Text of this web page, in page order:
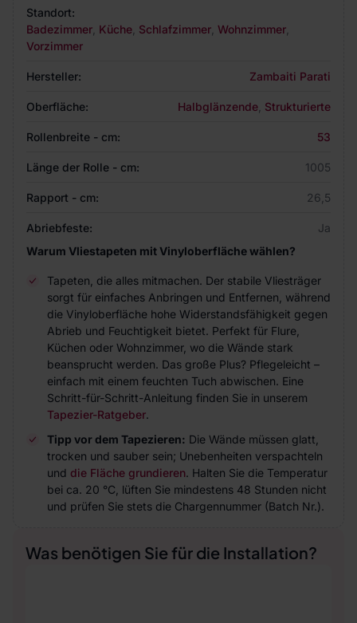
Standort:
Badezimmer Küche Schlafzimmer Wohnzimmer
Vorzimmer
Hersteller: Zambaiti Parati
Oberfläche: Halbglänzende Strukturierte
Rollenbreite - cm: 53
Länge der Rolle - cm: 1005
Rapport - cm: 26,5
Abriebfeste:
Ja
Warum Vliestapeten mit Vinyloberfläche wählen?
Tapeten, die alles mitmachen. Der stabile Vliesträger
sorgt für einfaches Anbringen und Entfernen, während
die Vinyloberfläche hohe Widerstandsfähigkeit gegen
Abrieb und Feuchtigkeit bietet. Perfekt für Flure,
Küchen oder Wohnzimmer, wo die Wände stark
beansprucht werden. Das große Plus? Pflegeleicht –
einfach mit einem feuchten Tuch abwischen. Eine
Schritt-für-Schritt-Anleitung finden Sie in unserem
Tapezier-Ratgeber.
Tipp vor dem Tapezieren: Die Wände müssen glatt,
trocken und sauber sein; Unebenheiten verspachteln
und die Fläche grundieren. Halten Sie die Temperatur
bei ca. 20 °C, lüften Sie mindestens 48 Stunden nicht
und prüfen Sie stets die Chargennummer (Batch Nr.).
Was benötigen Sie für die Installation?